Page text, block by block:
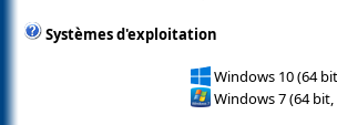
Systèmes d'exploitation
Windows 10 (64
Windows 7 (64 bit,